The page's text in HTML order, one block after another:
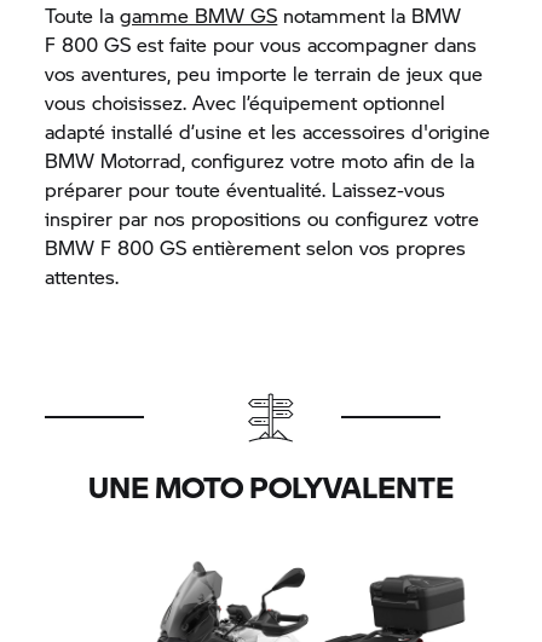
Toute lagamme BMW GS notamment la BMW
F 800 GS est faite pour vous accompagner dans
vos aventures, peu importe le terrain de jeux que
vous choisissez. Avec l’équipement optionnel
adapté installé d’usine et les accessoires d'origine
BMW Motorrad, configurez votre moto afin de la
préparer pour toute éventualité. Laissez-vous
inspirer par nos propositions ou configurez votre
BMW F 800 GS entièrement selon vos propres
attentes.
UNE MOTO POLYVALENTE